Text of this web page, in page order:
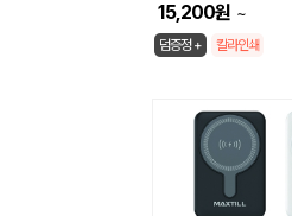
15,200원 ~
덤증정 + 칼라인쇄